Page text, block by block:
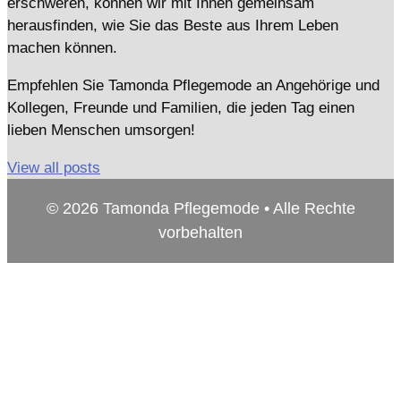
herausfinden, wie Sie das Beste aus Ihrem Leben
machen können.
Empfehlen Sie Tamonda Pflegemode an Angehörige und
Kollegen, Freunde und Familien, die jeden Tag einen
lieben Menschen umsorgen!
View all posts
© 2026 Tamonda Pflegemode • Alle Rechte
vorbehalten